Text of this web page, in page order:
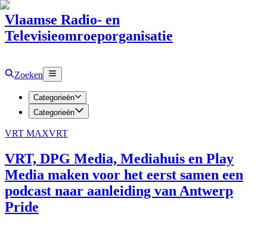
Vlaamse Radio- en
Televisieomroeporganisatie
Zoeken
Categorieën
Categorieën
VRT MAXVRT
VRT, DPG Media, Mediahuis en Play
Media maken voor het eerst samen een
podcast naar aanleiding van Antwerp
Pride